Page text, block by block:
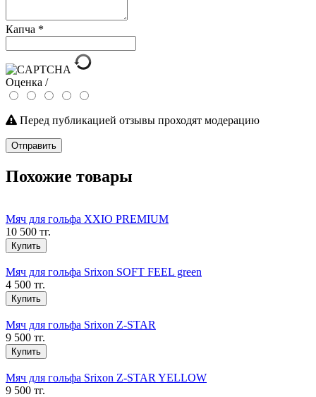
Капча *
Оценка /
Перед публикацией отзывы проходят модерацию
Отправить
Похожие товары
Мяч для гольфа XXIO PREMIUM
10 500 тг.
Купить
Мяч для гольфа Srixon SOFT FEEL green
4 500 тг.
Купить
Мяч для гольфа Srixon Z-STAR
9 500 тг.
Купить
Мяч для гольфа Srixon Z-STAR YELLOW
9 500 тг.